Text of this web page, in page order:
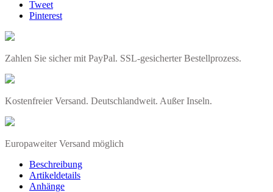
Tweet
Pinterest
Zahlen Sie sicher mit PayPal. SSL-gesicherter Bestellprozess.
Kostenfreier Versand. Deutschlandweit. Außer Inseln.
Europaweiter Versand möglich
Beschreibung
Artikeldetails
Anhänge